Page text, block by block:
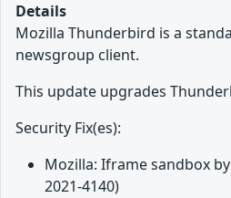
Details
Mozilla Thunderbird is a
newsgroup client.
This update upgrades
Security Fix(es):
Mozilla: Iframe sandbox
2021-4140)